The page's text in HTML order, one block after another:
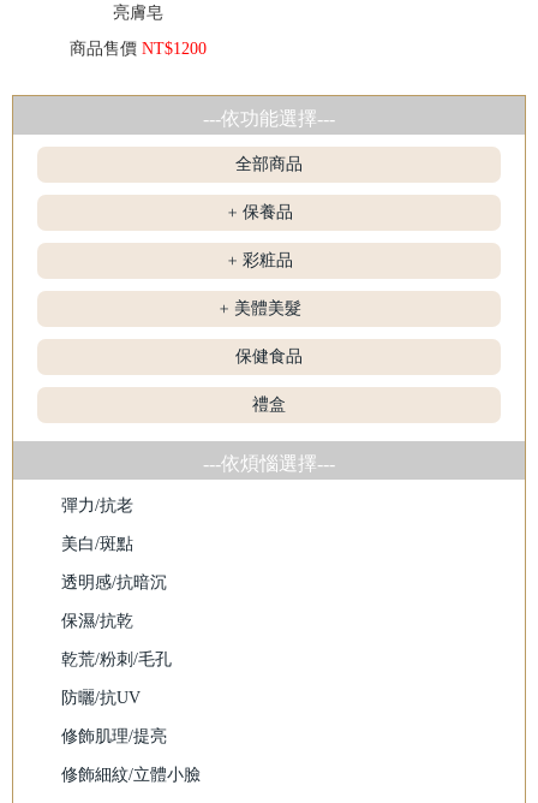
---依功能選擇---
全部商品
+ 保養品
+ 彩粧品
+ 美體美髮
保健食品
禮盒
---依煩惱選擇---
彈力/抗老
美白/斑點
透明感/抗暗沉
保濕/抗乾
乾荒/粉刺/毛孔
防曬/抗UV
修飾肌理/提亮
修飾細紋/立體小臉
亮膚皂
商品售價NT$1200